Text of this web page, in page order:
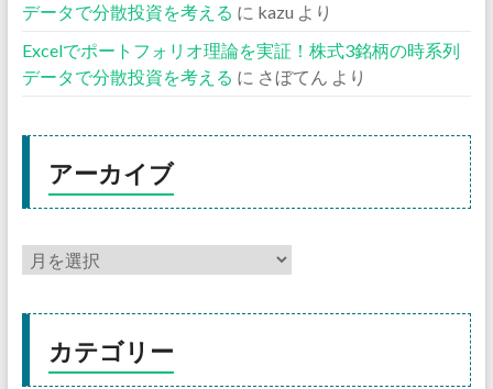
データで分散投資を考える に kazu より
Excelでポートフォリオ理論を実証！株式3銘柄の時系列
データで分散投資を考える に さぼてん より
アーカイブ
カテゴリー